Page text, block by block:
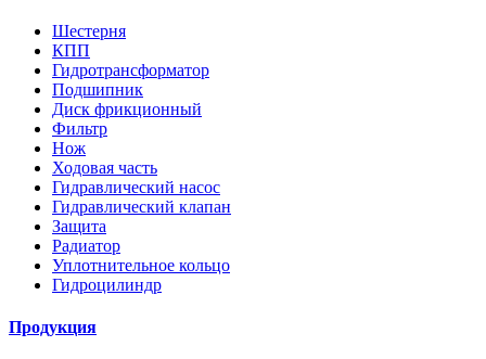
Шестерня
КПП
Гидротрансформатор
Подшипник
Диск фрикционный
Фильтр
Нож
Ходовая часть
Гидравлический насос
Гидравлический клапан
Защита
Радиатор
Уплотнительное кольцо
Гидроцилиндр
Продукция